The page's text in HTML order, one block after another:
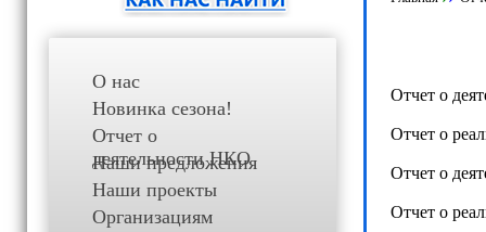
О нас
Новинка сезона!
Отчет о
деятельности НКО
Наши предложения
Наши проекты
Организациям
Отчет о
Отчет о
Отчет о
Отчет о